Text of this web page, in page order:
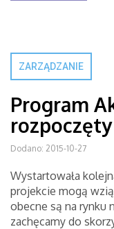
ZARZĄDZANIE
Program
rozpoczęty
Dodano: 2015-10-27
Wystartowała
projekcie mogą
obecne są na rynku
zachęcamy do